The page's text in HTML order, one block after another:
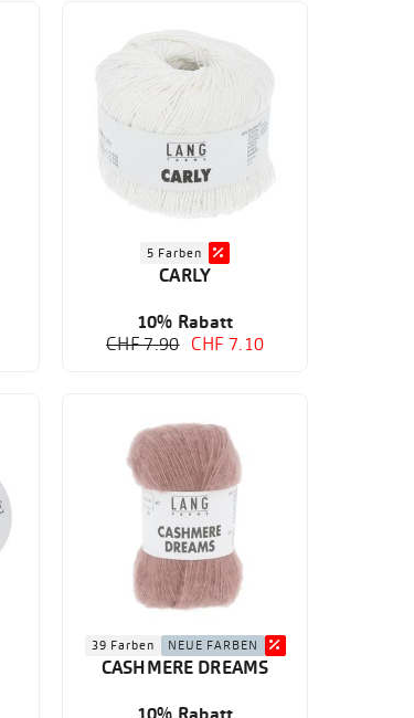
5 Farben
CARLY
10% Rabatt
CHF 7.90 CHF 7.10
39 Farben NEUE FARBEN
CASHMERE DREAMS